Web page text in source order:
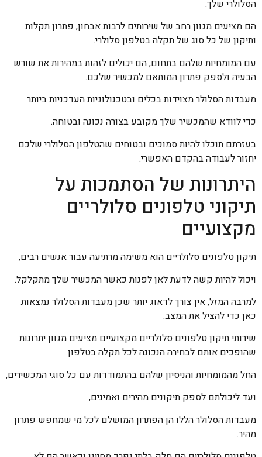
הסלולרי שלך.
הם מציעים מגוון רחב של שירותים לרבות אבחון, פתרון תקלות
ותיקון של כל סוג של תקלה בטלפון סלולרי.
עם המומחיות שלהם בתחום, הם יכולים לזהות במהירות את שורש
הבעיה ולספק פתרון המותאם למכשיר שלכם.
מעבדות הסלולר מצוידות בכלים ובטכנולוגיות העדכניות ביותר
כדי לוודא שהמכשיר שלך מקובע בצורה נכונה ובטוחה.
בעזרתם תוכלו להיות סמוכים ובטוחים שהטלפון הסלולרי שלכם
יחזור לעבודה בהקדם האפשרי.
היתרונות של הסתמכות על
תיקוני טלפונים סלולריים
מקצועיים
תיקון טלפונים סלולריים הוא משימה מרתיעה עבור אנשים רבים,
ויכול להיות קשה לדעת לאן לפנות כאשר המכשיר שלך מתקלקל.
למרבה המזל, אין צורך לדאוג יותר שכן מעבדות הסלולר נמצאות
כאן כדי להציל את המצב.
שירותי תיקון טלפונים סלולריים מקצועיים מציעים מגוון יתרונות
שהופכים אותם לבחירה הנכונה לכל תקלה בטלפון.
החל מהמומחיות והניסיון שלהם בהתמודדות עם כל סוגי המכשירים,
ועד ליכולתם לספק תיקונים מהירים ואמינים,
מעבדות הסלולר הללו הן הפתרון המושלם לכל מי שמחפש פתרון
מהיר.